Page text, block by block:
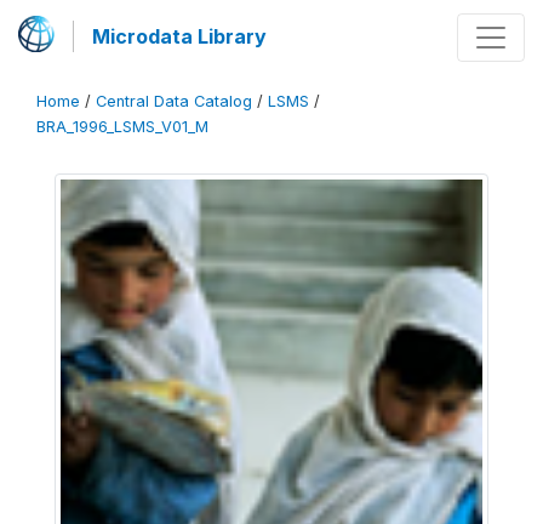
Microdata Library
Home / Central Data Catalog / LSMS /
BRA_1996_LSMS_V01_M